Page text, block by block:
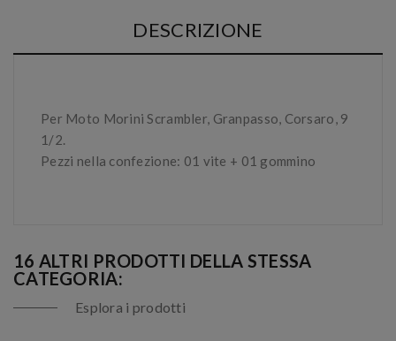
DESCRIZIONE
Per Moto Morini Scrambler, Granpasso, Corsaro, 9
1/2.
Pezzi nella confezione: 01 vite + 01 gommino
16 ALTRI PRODOTTI DELLA STESSA
CATEGORIA:
Esplora i prodotti